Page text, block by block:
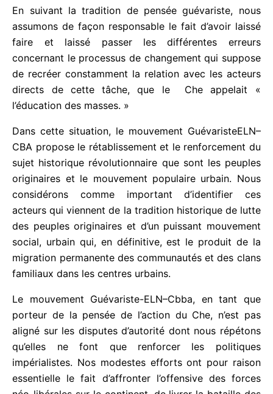
transforment en positions contre-révolutionnaires
et conservatrices.
En suivant la tradition de pensée guévariste, nous
assumons de façon responsable le fait d’avoir
laissé faire et laissé passer les différentes erreurs
concernant le processus de changement qui
suppose de recréer constamment la relation avec
les acteurs directs de cette tâche, que le Che
appelait « l’éducation des masses. »
Dans cette situation, le mouvement
GuévaristeELN–CBA propose le rétablissement et
le renforcement du sujet historique révolutionnaire
que sont les peuples originaires et le mouvement
populaire urbain. Nous considérons comme
important d’identifier ces acteurs qui viennent de la
tradition historique de lutte des peuples originaires
et d’un puissant mouvement social, urbain qui, en
définitive, est le produit de la migration
permanente des communautés et des clans
familiaux dans les centres urbains.
Le mouvement Guévariste-ELN–Cbba, en tant que
porteur de la pensée de l’action du Che, n’est pas